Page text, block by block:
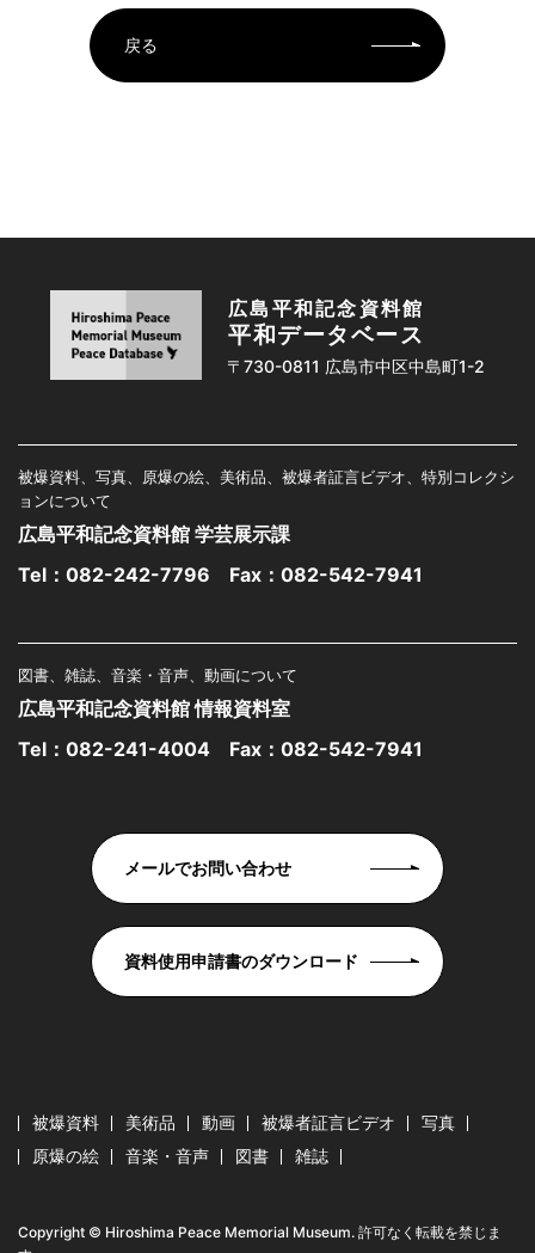
戻る
広島平和記念資料館
平和データベース
〒730-0811 広島市中区中島町1-2
被爆資料、写真、原爆の絵、美術品、被爆者証言ビデオ、特別コレクシ
ョンについて
広島平和記念資料館 学芸展示課
Tel： 082-242-7796 Fax：082-542-7941
図書、雑誌、音楽・音声、動画について
広島平和記念資料館 情報資料室
Tel： 082-241-4004 Fax：082-542-7941
メールでお問い合わせ
資料使用申請書のダウンロード
被爆資料 美術品 動画 被爆者証言ビデオ
写真
原爆の絵
音楽・音声 図書 雑誌
Copyright © Hiroshima Peace Memorial Museum. 許可なく転載を禁じま